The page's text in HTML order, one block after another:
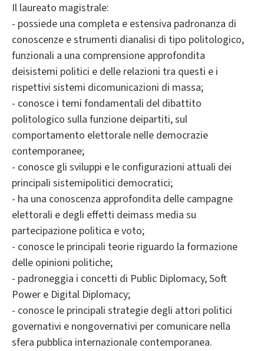
Il laureato magistrale:
- possiede una completa e estensiva padronanza di
conoscenze e strumenti dianalisi di tipo politologico,
funzionali a una comprensione approfondita
deisistemi politici e delle relazioni tra questi e i
rispettivi sistemi dicomunicazioni di massa;
- conosce i temi fondamentali del dibattito
politologico sulla funzione deipartiti, sul
comportamento elettorale nelle democrazie
contemporanee;
- conosce gli sviluppi e le configurazioni attuali dei
principali sistemipolitici democratici;
- ha una conoscenza approfondita delle campagne
elettorali e degli effetti deimass media su
partecipazione politica e voto;
- conosce le principali teorie riguardo la formazione
delle opinioni politiche;
- padroneggia i concetti di Public Diplomacy, Soft
Power e Digital Diplomacy;
- conosce le principali strategie degli attori politici
governativi e nongovernativi per comunicare nella
sfera pubblica internazionale contemporanea.